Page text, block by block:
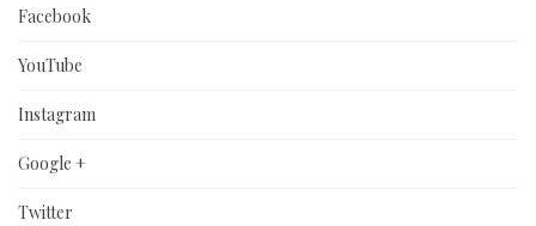
Facebook
YouTube
Instagram
Google +
Twitter